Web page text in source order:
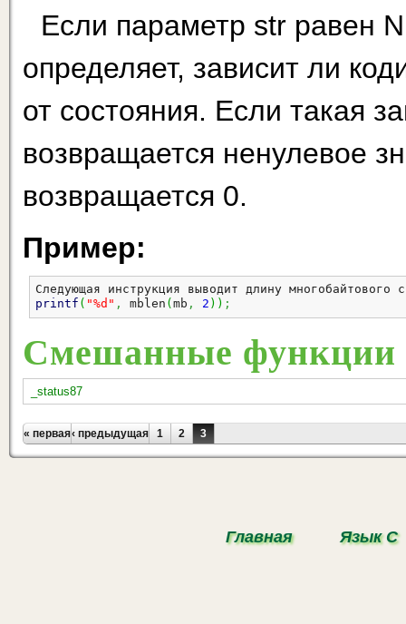
Если параметр str равен
определяет, зависит ли
от состояния. Если такая
возвращается ненулевое
возвращается 0.
Пример:
Следующая инструкция выводит длину многобайтового
printf ( "%d" , mblen ( mb , 2 ) ) ;
Смешанные функции
_status87
Страницы
« первая‹ предыдущая 1 2 3
Главная Язык С